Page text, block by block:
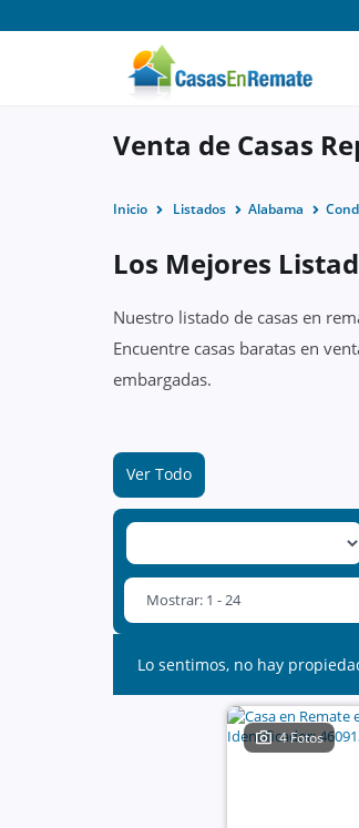
Venta de Casas
Inicio Listados Alabama
Los Mejores
Nuestro listado de casas en
Encuentre casas baratas en
embargadas.
Ver Todo
Mostrar: 1 - 24
Lo sentimos, no hay
4 Fotos